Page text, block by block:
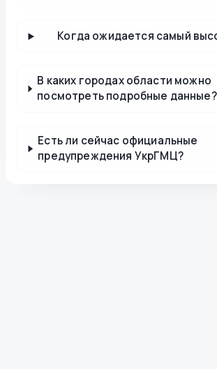
Когда ожидается самый
В каких городах области можно
посмотреть подробные данные?
Есть ли сейчас официальные
предупреждения УкрГМЦ?